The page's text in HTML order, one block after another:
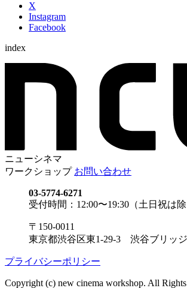
X
Instagram
Facebook
index
ニューシネマ
ワークショップ お問い合わせ
03-5774-6271
受付時間：12:00〜19:30（土日祝は除
〒150-0011
東京都渋谷区東1-29-3 渋谷ブリッ
プライバシーポリシー
Copyright (c) new cinema workshop. All Rights